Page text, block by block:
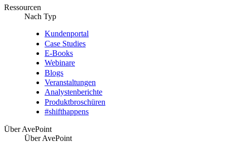
Ressourcen
Nach Typ
Kundenportal
Case Studies
E-Books
Webinare
Blogs
Veranstaltungen
Analystenberichte
Produktbroschüren
#shifthappens
Über AvePoint
Über AvePoint